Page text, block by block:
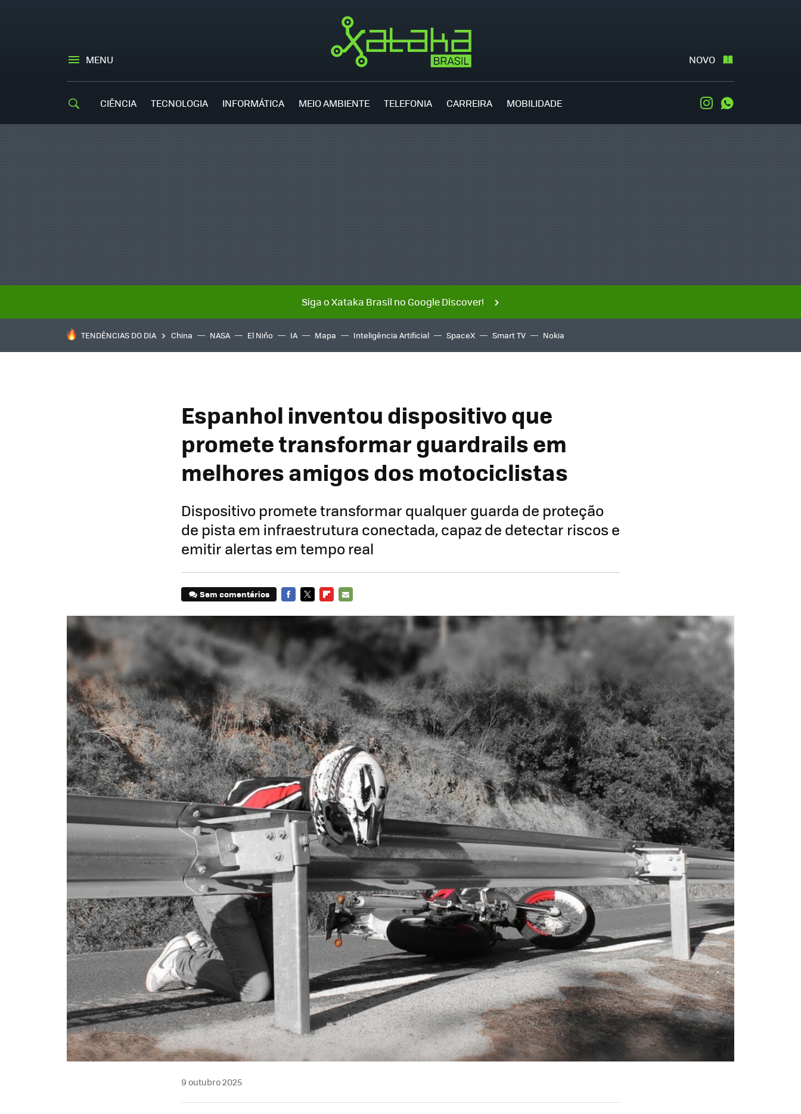
MENU NOVO
CIÊNCIA TECNOLOGIA INFORMÁTICA MEIO AMBIENTE TELEFONIA CARREIRA MOBILIDADE Instagram
Siga o Xataka Brasil no Google Discover!
TENDÊNCIAS DO DIA China NASA El Niño IA Mapa Inteligência Artificial SpaceX Smart TV Nokia
Espanhol inventou dispositivo que
promete transformar guardrails em
melhores amigos dos motociclistas
Dispositivo promete transformar qualquer guarda de proteção
de pista em infraestrutura conectada, capaz de detectar riscos e
emitir alertas em tempo real
Sem comentários
MAIL
9 outubro 2025